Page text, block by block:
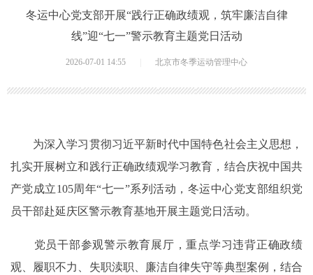
冬运中心党支部开展“践行正确政绩观，筑牢廉洁自律
线”迎“七一”警示教育主题党日活动
2026-07-01 14:55 北京市冬季运动管理中心
为深入学习贯彻习近平新时代中国特色社会主义思想，
扎实开展树立和践行正确政绩观学习教育，结合庆祝中国共
产党成立105周年“七一”系列活动，冬运中心党支部组织党
员干部赴延庆区警示教育基地开展主题党日活动。
党员干部参观警示教育展厅，重点学习违背正确政绩
观、履职不力、失职渎职、廉洁自律失守等典型案例，结合